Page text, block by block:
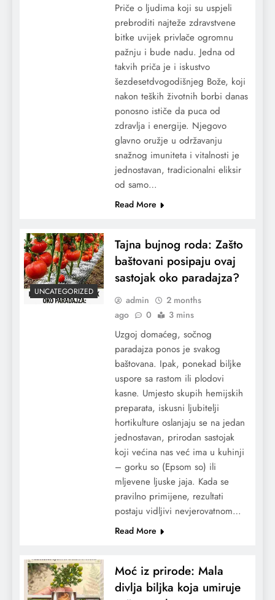
Priče o ljudima koji su uspjeli
prebroditi najteže zdravstvene
bitke uvijek privlače ogromnu
pažnju i bude nadu. Jedna od
takvih priča je i iskustvo
šezdesetdvogodišnjeg Bože, koji
nakon teških životnih borbi danas
ponosno ističe da puca od
zdravlja i energije. Njegovo
glavno oružje u održavanju
snažnog imuniteta i vitalnosti je
jednostavan, tradicionalni eliksir
od samo…
Read More
UNCATEGORIZED
Tajna bujnog roda: Zašto
baštovani posipaju ovaj
sastojak oko paradajza?
admin
2 months
ago
0 3 mins
Uzgoj domaćeg, sočnog
paradajza ponos je svakog
baštovana. Ipak, ponekad biljke
uspore sa rastom ili plodovi
kasne. Umjesto skupih hemijskih
preparata, iskusni ljubitelji
hortikulture oslanjaju se na jedan
jednostavan, prirodan sastojak
koji većina nas već ima u kuhinji
– gorku so (Epsom so) ili
mljevene ljuske jaja. Kada se
pravilno primijene, rezultati
postaju vidljivi nevjerovatnom…
Read More
Moć iz prirode: Mala
divlja biljka koja umiruje